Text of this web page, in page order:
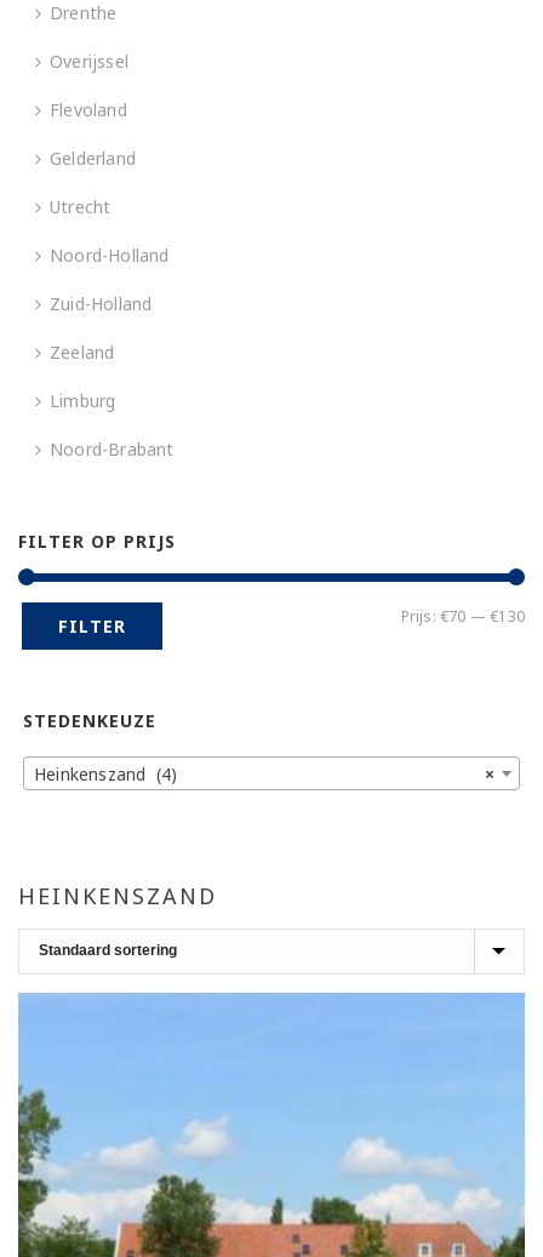
HEINKENSZAND
Drenthe
Overijssel
Flevoland
Gelderland
Utrecht
Noord-Holland
Zuid-Holland
Zeeland
Limburg
Noord-Brabant
FILTER OP PRIJS
FILTER Prijs: €70 —€130
STEDENKEUZE
×
Heinkenszand (4)